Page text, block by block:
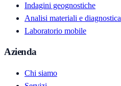
Indagini geognostiche
Analisi materiali e diagnostica
Laboratorio mobile
Azienda
Chi siamo